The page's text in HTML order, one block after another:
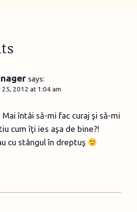
says:
2012 at 1:04 am
Mai întâi să-mi fac curaj şi să-mi
cum îţi ies aşa de bine?!
cu stângul în dreptuş